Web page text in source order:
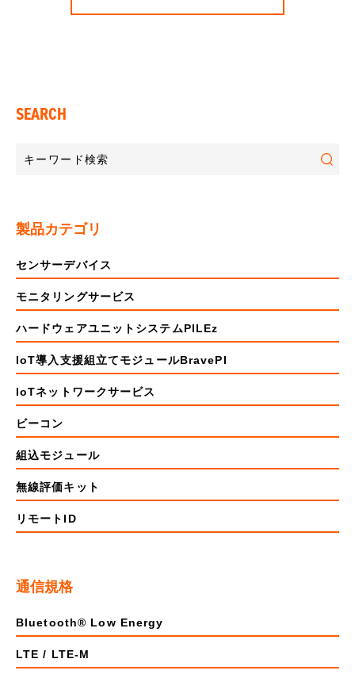
SEARCH
製品カテゴリ
センサーデバイス
モニタリングサービス
ハードウェアユニットシステムPILEz
IoT導入支援組立てモジュールBravePI
IoTネットワークサービス
ビーコン
組込モジュール
無線評価キット
リモートID
通信規格
Bluetooth® Low Energy
LTE / LTE-M